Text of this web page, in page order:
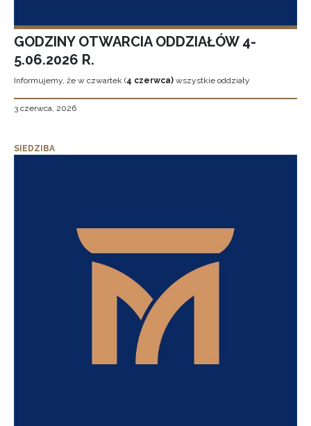
GODZINY OTWARCIA ODDZIAŁÓW 4-
5.06.2026 R.
Informujemy, że w czwartek (4 czerwca) wszystkie oddziały
3 czerwca, 2026
SIEDZIBA